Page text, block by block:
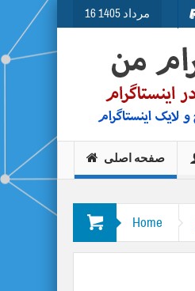
16 مرداد 1405
صفحه اصلی
Home